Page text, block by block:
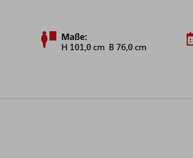
Maße:
H 101,0 cm B 76,0 cm